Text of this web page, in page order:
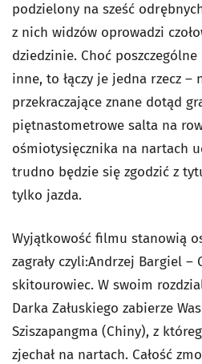
podzielony na sześć
z nich widzów oprowadzi
dziedzinie. Choć
inne, to łączy je jedna rzecz –
przekraczające znane dotąd
piętnastometrowe salta na
ośmiotysięcznika na nartach
trudno będzie się zgodzić z
tylko jazda.
Wyjątkowość filmu stanowią
zagrały czyli:Andrzej Bargiel –
skitourowiec. W swoim
Darka Załuskiego zabierze
Sziszapangma (Chiny), z
zjechał na nartach. Całość